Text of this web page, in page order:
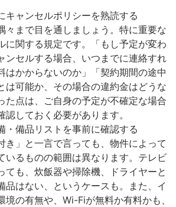
キャンセルポリシーを熟読する
々まで目を通しましょう。特に重要な
に関する規定です。「もし予定が変わ
ンセルする場合、いつまでに連絡すれ
はかからないのか」「契約期間の途中
は可能か、その場合の違約金はどうな
た点は、ご自身の予定が不確定な場合
認しておく必要があります。
・備品リストを事前に確認する
き」と一言で言っても、物件によって
いるものの範囲は異なります。テレビ
ても、炊飯器や掃除機、ドライヤーと
品はない、というケースも。また、イ
境の有無や、Wi-Fiが無料か有料かも、